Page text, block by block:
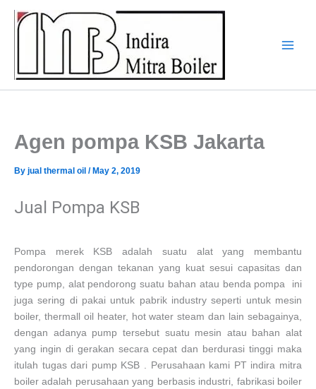
Agen pompa KSB Jakarta
By jual thermal oil / May 2, 2019
Jual Pompa KSB
Pompa merek KSB adalah suatu alat yang membantu
pendorongan dengan tekanan yang kuat sesui capasitas dan
type pump, alat pendorong suatu bahan atau benda pompa ini
juga sering di pakai untuk pabrik industry seperti untuk mesin
boiler, thermall oil heater, hot water steam dan lain sebagainya,
dengan adanya pump tersebut suatu mesin atau bahan alat
yang ingin di gerakan secara cepat dan berdurasi tinggi maka
itulah tugas dari pump KSB . Perusahaan kami PT indira mitra
boiler adalah perusahaan yang berbasis industri, fabrikasi boiler